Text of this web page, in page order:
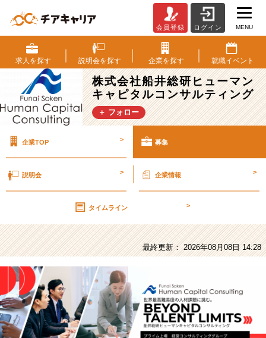
式
会
社
船
井
総
研
ー
キ
ャ
コ
ン
サ
ル
テ
ィ
ン
会員登録 ログイン MENU
求人を探す 説明会を探す 企業を探す 就職イベント
株式会社船井総研ヒューマン
キャピタルコンサルティング
＋ フォロー
企業TOP > 募集
説明会 > 企業情報 >
タイムライン >
最終更新： 2026年08月08日 14:28